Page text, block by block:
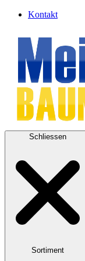
Kontakt
Schliessen
Sortiment